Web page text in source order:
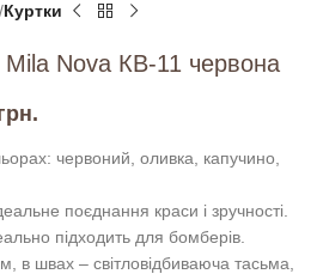
Куртки
Mila Nova КВ-11 червона
червоний, оливка, капучино,
поєднання краси і зручності.
підходить для бомберів.
в швах – світловідбиваюча тасьма,